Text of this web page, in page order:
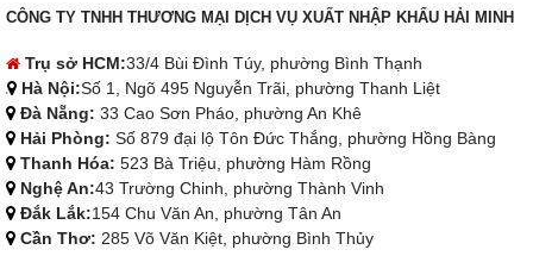
CÔNG TY TNHH THƯƠNG MẠI DỊCH VỤ XUẤT NHẬP KHẨU HẢI MINH
Trụ sở HCM:33/4 Bùi Đình Túy, phường Bình Thạnh
Hà Nội:Số 1, Ngõ 495 Nguyễn Trãi, phường Thanh Liệt
Đà Nẵng: 33 Cao Sơn Pháo, phường An Khê
Hải Phòng: Số 879 đại lộ Tôn Đức Thắng, phường Hồng Bàng
Thanh Hóa: 523 Bà Triệu, phường Hàm Rồng
Nghệ An:43 Trường Chinh, phường Thành Vinh
Đắk Lắk:154 Chu Văn An, phường Tân An
Cần Thơ: 285 Võ Văn Kiệt, phường Bình Thủy